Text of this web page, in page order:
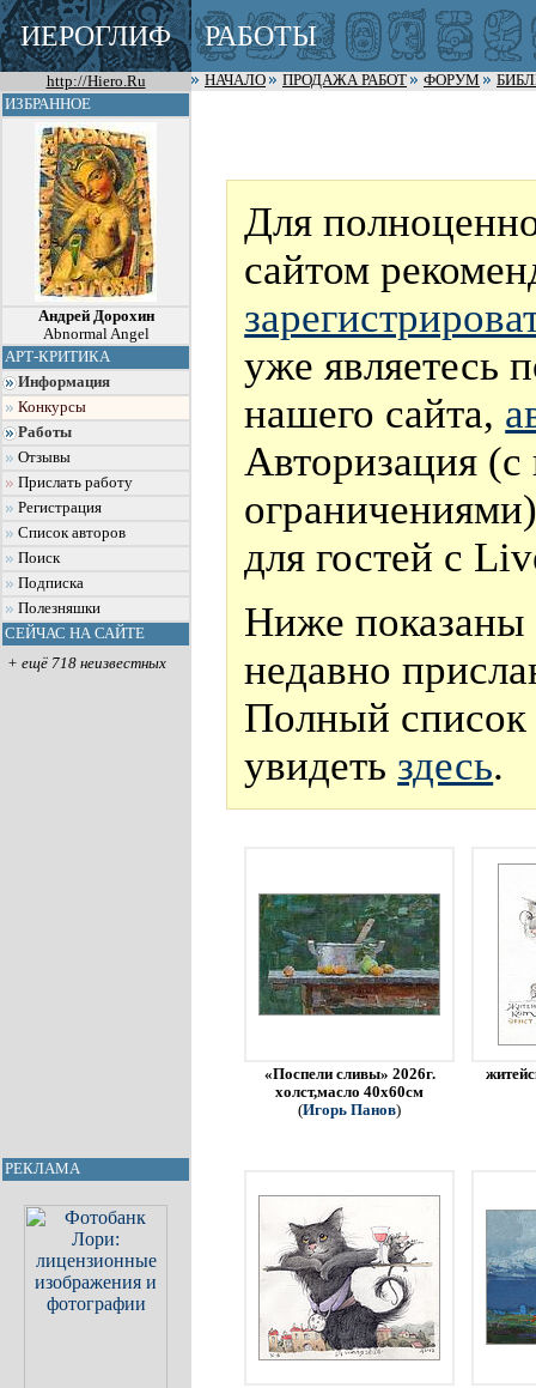
ИЕРОГЛИФ РАБОТЫ
http://Hiero.Ru НАЧАЛО ПРОДАЖА РАБОТ ФОРУМ
ИЗБРАННОЕ
Андрей Дорохин
Abnormal Angel
АРТ-КРИТИКА
Информация
Конкурсы
Работы
Отзывы
Прислать работу
Регистрация
Список авторов
Поиск
Подписка
Полезняшки
СЕЙЧАС НА САЙТЕ
+ ещё 718 неизвестных
РЕКЛАМА
Для
сайтом
уже являетесь
нашего сайта,
Авторизация
для гостей с
Ниже показаны
недавно
Полный
увидеть здесь.
«Поспели сливы» 2026г.
холст,масло 40х60см
(Игорь Панов)